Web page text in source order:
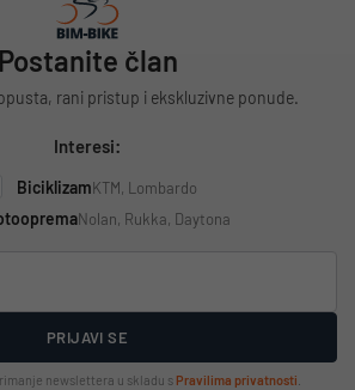
Postanite član
rani pristup i ekskluzivne ponude.
Interesi:
BiciklizamKTM, Lombardo
Nolan, Rukka, Daytona
PRIJAVI SE
newslettera u skladu s Pravilima privatnosti